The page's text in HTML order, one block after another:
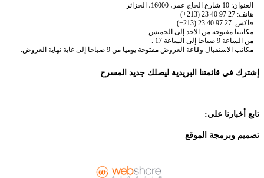
العنوان: 10 شارع الحاج عمر، 16000، الجزائر
هاتف: 27 97 40 23 (213+)
فاكس: 27 97 40 23 (213+)
مكاتبنا مفتوحة من الاحد إلى الخميس
من الساعة 9 صباحا إلى الساعة 17 .
مكاتب الاستقبال وقاعة العروض مفتوحة يوميا من 9 صباحا إلى غاية نهاية العروض.
إشترك في قائمتنا البريدية ليصلك جديد المسرح
تابع أخبارنا على:
تصميم وبرمجة الموقع